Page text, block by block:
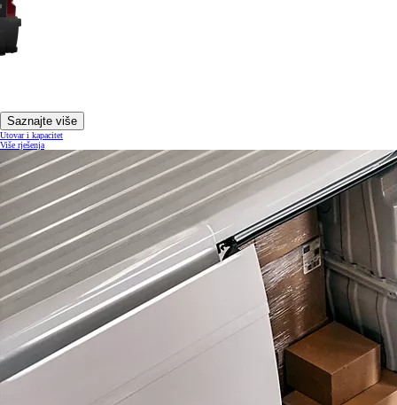
Saznajte više
Utovar i kapacitet
Više rješenja